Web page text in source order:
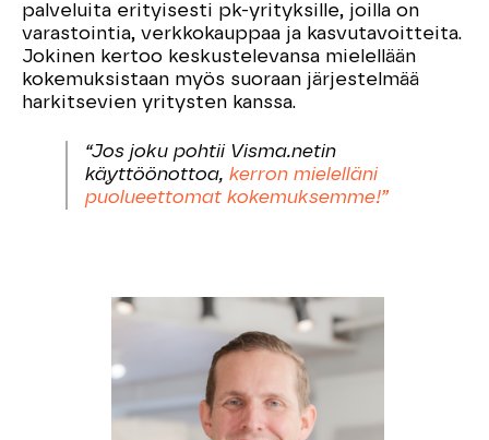
palveluita erityisesti pk-yrityksille, joilla on
varastointia, verkkokauppaa ja kasvutavoitteita.
Jokinen kertoo keskustelevansa mielellään
kokemuksistaan myös suoraan järjestelmää
harkitsevien yritysten kanssa.
“Jos joku pohtii Visma.netin
käyttöönottoa, kerron mielelläni
puolueettomat kokemuksemme!”